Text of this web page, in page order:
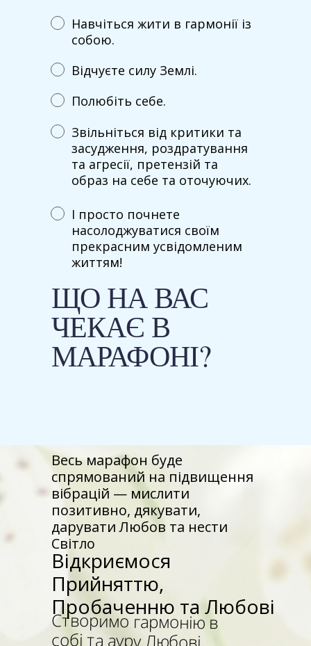
Навчіться жити в гармонії із
собою.
Відчуєте силу Землі.
Полюбіть себе.
Звільніться від критики та
засудження, роздратування
та агресії, претензій та
образ на себе та оточуючих.
І просто почнете
насолоджуватися своїм
прекрасним усвідомленим
життям!
ЩО НА ВАС
ЧЕКАЄ В
МАРАФОНІ?
Весь марафон буде
спрямований на підвищення
вібрацій — мислити
позитивно, дякувати,
дарувати Любов та нести
Світло
Відкриємося
Прийняттю,
Пробаченню та Любові
Створимо гармонію в
собі та ауру Любові